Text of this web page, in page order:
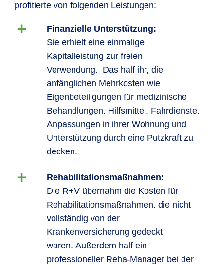
profitierte von folgenden Leistungen:
Finanzielle Unterstützung:
Sie erhielt eine einmalige
Kapitalleistung zur freien
Verwendung. Das half ihr, die
anfänglichen Mehrkosten wie
Eigenbeteiligungen für medizinische
Behandlungen, Hilfsmittel, Fahrdienste,
Anpassungen in ihrer Wohnung und
Unterstützung durch eine Putzkraft zu
decken.
Rehabilitationsmaßnahmen:
Die R+V übernahm die Kosten für
Rehabilitationsmaßnahmen, die nicht
vollständig von der
Krankenversicherung gedeckt
waren. Außerdem half ein
professioneller Reha-Manager bei der